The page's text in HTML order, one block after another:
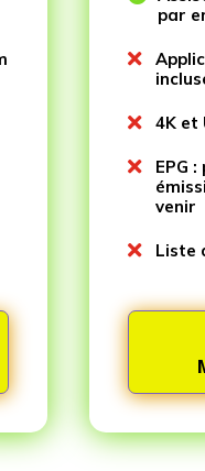
par

 4K et

EPG
venir
 Liste